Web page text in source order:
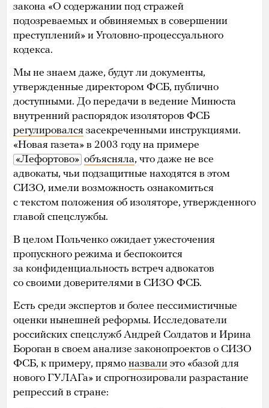
закона «О содержании под стражей
подозреваемых и обвиняемых в совершении
преступлений» и Уголовно-процессуального
кодекса.
Мы не знаем даже, будут ли документы,
утвержденные директором ФСБ, публично
доступными. До передачи в ведение Минюста
внутренний распорядок изоляторов ФСБ
регулировался засекреченными инструкциями.
«Новая газета» в 2003 году на примере
«Лефортово» объясняла, что даже не все
адвокаты, чьи подзащитные находятся в этом
СИЗО, имели возможность ознакомиться
с текстом положения об изоляторе, утвержденного
главой спецслужбы.
В целом Польченко ожидает ужесточения
пропускного режима и беспокоится
за конфиденциальность встреч адвокатов
со своими доверителями в СИЗО ФСБ.
Есть среди экспертов и более пессимистичные
оценки нынешней реформы. Исследователи
российских спецслужб Андрей Солдатов и Ирина
Бороган в своем анализе законопроектов о СИЗО
ФСБ, к примеру, прямо назвали это «базой для
нового ГУЛАГа» и спрогнозировали разрастание
репрессий в стране: